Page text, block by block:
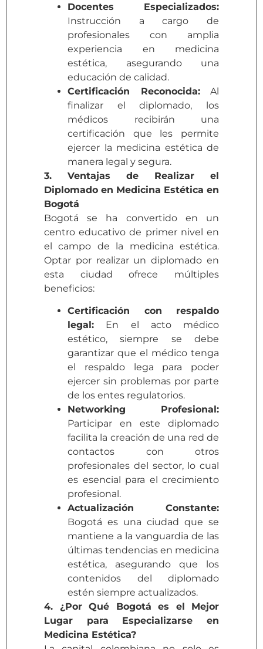
Docentes Especializados:
Instrucción a cargo de
profesionales con amplia
experiencia en medicina
estética, asegurando una
educación de calidad.
Certificación Reconocida:Al
finalizar el diplomado, los
médicos recibirán una
certificación que les permite
ejercer la medicina estética de
manera legal y segura.
3. Ventajas de Realizar el
Diplomado en Medicina Estética en
Bogotá
Bogotá se ha convertido en un
centro educativo de primer nivel en
el campo de la medicina estética.
Optar por realizar un diplomado en
esta ciudad ofrece múltiples
beneficios:
Certificación con respaldo
legal: En el acto médico
estético, siempre se debe
garantizar que el médico tenga
el respaldo lega para poder
ejercer sin problemas por parte
de los entes regulatorios.
Networking Profesional:
Participar en este diplomado
facilita la creación de una red de
contactos con otros
profesionales del sector, lo cual
es esencial para el crecimiento
profesional.
Actualización Constante:
Bogotá es una ciudad que se
mantiene a la vanguardia de las
últimas tendencias en medicina
estética, asegurando que los
contenidos del diplomado
estén siempre actualizados.
4. ¿Por Qué Bogotá es el Mejor
Lugar para Especializarse en
Medicina Estética?